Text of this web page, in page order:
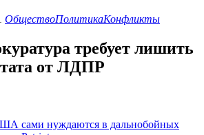
ОбществоПолитикаКонфликты
требует лишить
от ЛДПР
сами нуждаются в дальнобойных